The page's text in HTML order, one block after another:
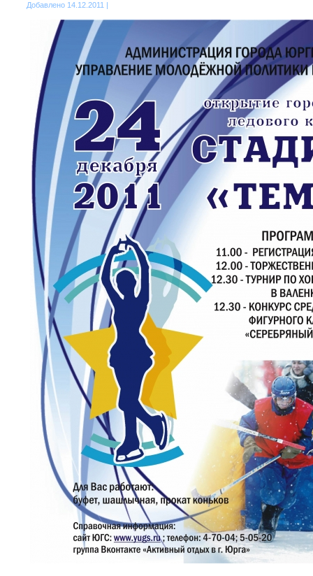
Добавлено 14.12.2011 |